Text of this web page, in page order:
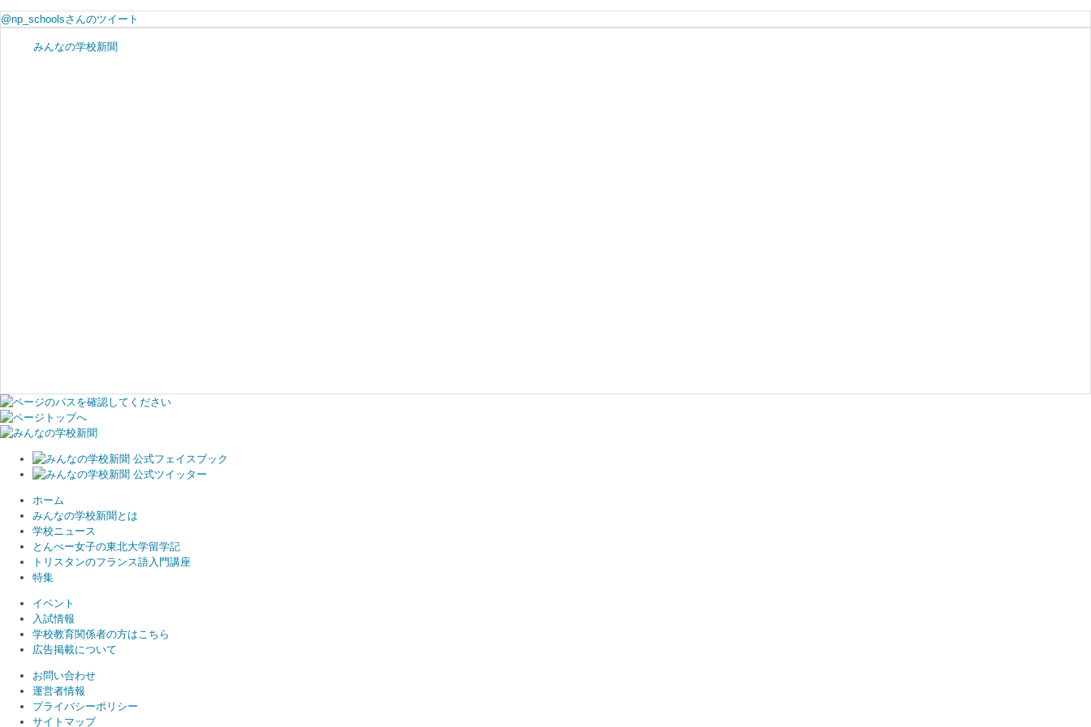
@np_schoolsさんのツイート
みんなの学校新聞
ホーム
みんなの学校新聞とは
学校ニュース
とんぺー女子の東北大学留学記
トリスタンのフランス語入門講座
特集
イベント
入試情報
学校教育関係者の方はこちら
広告掲載について
お問い合わせ
運営者情報
プライバシーポリシー
サイトマップ